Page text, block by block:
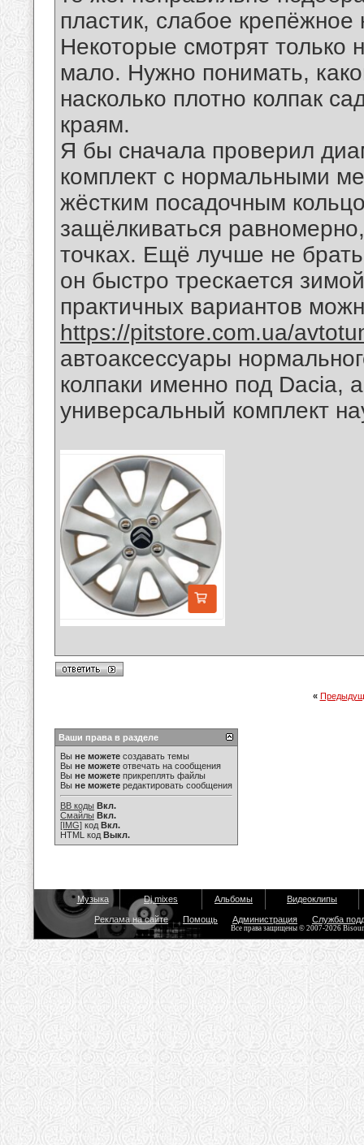
пластик, слабое
Некоторые смотрят только
мало. Нужно понимать,
насколько плотно колпак
краям.
Я бы сначала проверил
комплект с нормальными
жёстким посадочным
защёлкиваться
точках. Ещё лучше не
он быстро трескается
практичных вариантов
https://pitstore.com.ua/
автоаксессуары
колпаки именно под Dacia,
универсальный комплект
«
Ваши права в разделе
Вы не можете создавать темы
Вы не можете отвечать на сообщения
Вы не можете прикреплять файлы
Вы не можете редактировать сообщения
BB коды Вкл.
Смайлы Вкл.
[IMG] код Вкл.
HTML код Выкл.
Музыка Dj mixes Альбомы Видеоклипы
Реклама на сайте Помощь Администрация Служба
Все права защищены © 2007-2026